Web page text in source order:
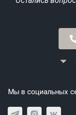
Мы в социальных